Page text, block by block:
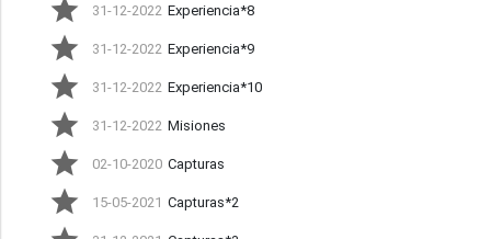
31-12-2022 Experiencia*8
31-12-2022 Experiencia*9
31-12-2022 Experiencia*10
31-12-2022 Misiones
02-10-2020 Capturas
15-05-2021 Capturas*2